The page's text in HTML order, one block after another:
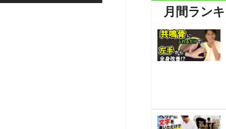
月間ラン